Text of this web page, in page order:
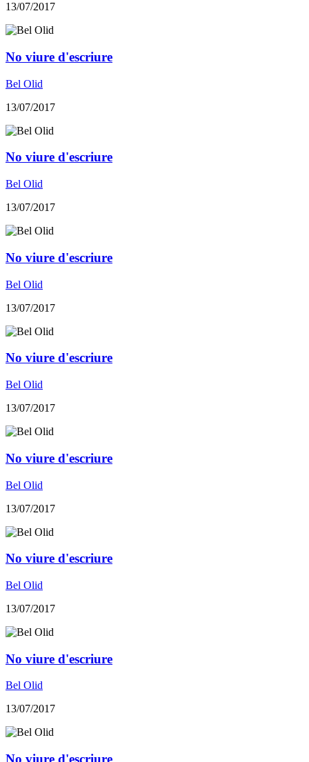
13/07/2017
No viure d'escriure
Bel Olid
13/07/2017
No viure d'escriure
Bel Olid
13/07/2017
No viure d'escriure
Bel Olid
13/07/2017
No viure d'escriure
Bel Olid
13/07/2017
No viure d'escriure
Bel Olid
13/07/2017
No viure d'escriure
Bel Olid
13/07/2017
No viure d'escriure
Bel Olid
13/07/2017
No viure d'escriure